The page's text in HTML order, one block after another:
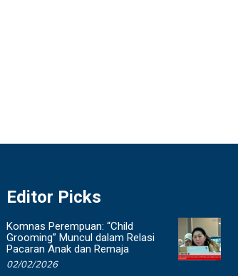
Editor Picks
Komnas Perempuan: “Child
Grooming” Muncul dalam Relasi
Pacaran Anak dan Remaja
02/02/2026